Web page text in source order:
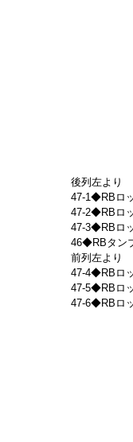
後列左より
47-1◆RBロ
47-2◆RBロ
47-3◆RBロ
46◆RBタン
前列左より
47-4◆RBロ
47-5◆RBロ
47-6◆RBロ